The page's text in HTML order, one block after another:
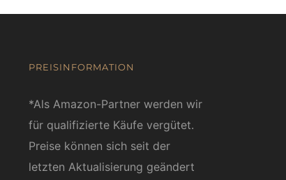
PREISINFORMATION
*Als Amazon-Partner werden wir
für qualifizierte Käufe vergütet.
Preise können sich seit der
letzten Aktualisierung geändert